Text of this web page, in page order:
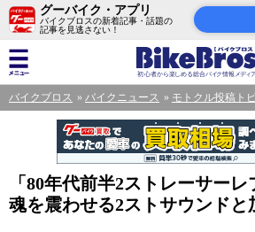
グーバイク・アプリ
バイクブロスの新着記事・話題の
記事を見逃さない！
バイクブロス バイクニュース モトクル投稿ト
「80年代前半2ストレーサーレ
魂を震わせる2ストサウンドと